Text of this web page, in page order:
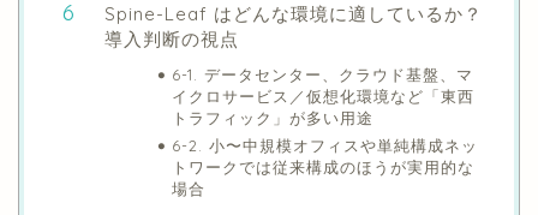
Spine-Leaf はどんな環境に適しているか？
導入判断の視点
6-1. データセンター、クラウド基盤、マ
イクロサービス／仮想化環境など「東西
トラフィック」が多い用途
6-2. 小〜中規模オフィスや単純構成ネッ
トワークでは従来構成のほうが実用的な
場合